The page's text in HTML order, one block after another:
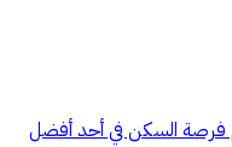
فرصة السكن في أحد أفضل